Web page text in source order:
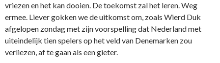
vriezen en het kan dooien. De toekomst zal het leren. Weg
ermee. Liever gokken we de uitkomst om, zoals Wierd Duk
afgelopen zondag met zijn voorspelling dat Nederland met
uiteindelijk tien spelers op het veld van Denemarken zou
verliezen, af te gaan als een gieter.